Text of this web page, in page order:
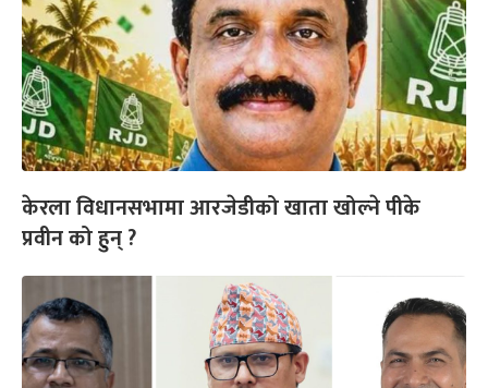
केरला विधानसभामा आरजेडीको खाता खोल्ने पीके
प्रवीन को हुन् ?